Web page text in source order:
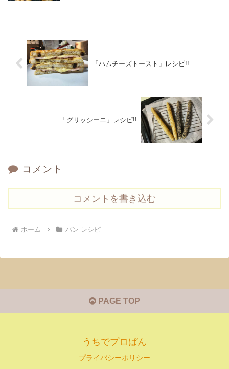
「ハムチーズトースト」レシピ!!
「グリッシーニ」レシピ!!
コメント
コメントを書き込む
ホーム パン レシピ
PAGE TOP
うちでプロぱん
プライバシーポリシー